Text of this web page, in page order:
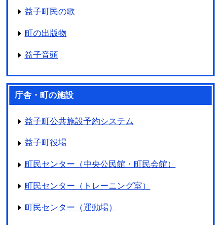
益子町民の歌
町の出版物
益子音頭
庁舎・町の施設
益子町公共施設予約システム
益子町役場
町民センター（中央公民館・町民会館）
町民センター（トレーニング室）
町民センター（運動場）